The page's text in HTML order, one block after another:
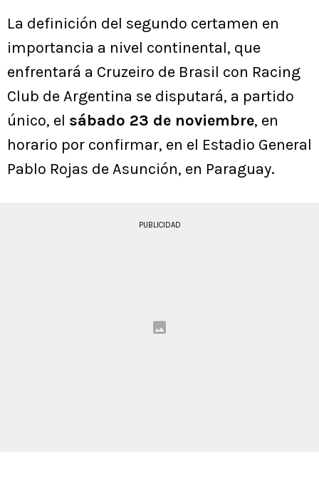
La definición del segundo certamen en
importancia a nivel continental, que
enfrentará a Cruzeiro de Brasil con Racing
Club de Argentina se disputará, a partido
único, el sábado 23 de noviembre, en
horario por confirmar, en el Estadio General
Pablo Rojas de Asunción, en Paraguay.
PUBLICIDAD